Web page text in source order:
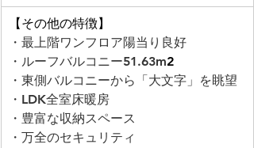
【その他の特徴】
・最上階ワンフロア陽当り良好
・ルーフバルコニー51.63m2
・東側バルコニーから「大文字」を眺望
・LDK全室床暖房
・豊富な収納スペース
・万全のセキュリティ